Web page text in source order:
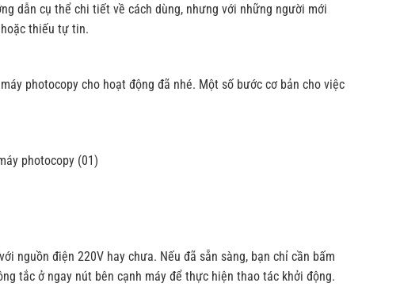
dẫn cụ thể chi tiết về cách dùng, nhưng với những người mới
thiếu tự tin.
photocopy cho hoạt động đã nhé. Một số bước cơ bản cho việc
nguồn điện 220V hay chưa. Nếu đã sẵn sàng, bạn chỉ cần bấm
tắc ở ngay nút bên cạnh máy để thực hiện thao tác khởi động.